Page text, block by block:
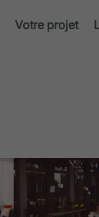
Votre projet